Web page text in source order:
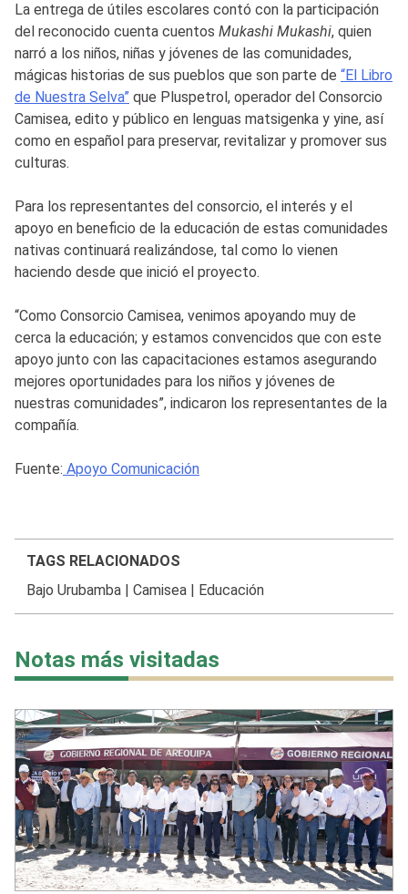
La entrega de útiles escolares contó con la participación
del reconocido cuenta cuentos Mukashi Mukashi, quien
narró a los niños, niñas y jóvenes de las comunidades,
mágicas historias de sus pueblos que son parte de “El Libro
de Nuestra Selva” que Pluspetrol, operador del Consorcio
Camisea, edito y público en lenguas matsigenka y yine, así
como en español para preservar, revitalizar y promover sus
culturas.
Para los representantes del consorcio, el interés y el
apoyo en beneficio de la educación de estas comunidades
nativas continuará realizándose, tal como lo vienen
haciendo desde que inició el proyecto.
“Como Consorcio Camisea, venimos apoyando muy de
cerca la educación; y estamos convencidos que con este
apoyo junto con las capacitaciones estamos asegurando
mejores oportunidades para los niños y jóvenes de
nuestras comunidades”, indicaron los representantes de la
compañía.
Fuente: Apoyo Comunicación
TAGS RELACIONADOS
Bajo Urubamba| Camisea| Educación
Notas más visitadas